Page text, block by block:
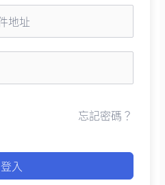
忘記密碼？
登入